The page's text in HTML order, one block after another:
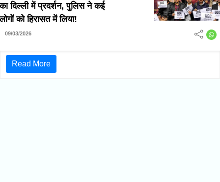
का दिल्ली में प्रदर्शन, पुलिस ने कई
लोगों को हिरासत में लिया!
09/03/2026
Read More